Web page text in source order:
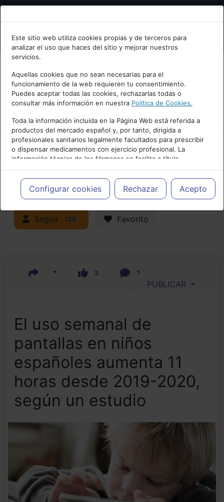
Bienvenid@ a psiquiatria.com
Escribe tu Email
Accede o regístrate con tu email.
Cancelar
Este sitio web utiliza cookies propias y de terceros para
analizar el uso que haces del sitio y mejorar nuestros
servicios.
Aquellas cookies que no sean necesarias para el
funcionamiento de la web requieren tu consentimiento.
Puedes aceptar todas las cookies, rechazarlas todas o
consultar más información en nuestra Política de Cookies.
Toda la información incluida en la Página Web está referida a
productos del mercado español y, por tanto, dirigida a
profesionales sanitarios legalmente facultados para prescribir
o dispensar medicamentos con ejercicio profesional. La
información técnica de los fármacos se facilita a título
meramente informativo, siendo responsabilidad de los
profesionales facultados prescribir medicamentos y decidir, en
cada caso concreto, el tratamiento más adecuado a las
necesidades del paciente.
Configurar cookies Rechazar Acepto
Actualidad y Artículos|Adicciones y
trastornos por consumo
Seguir 128 Favorito
3 2
PUBLICAR
El uso semanal de
pantallas en niños
españoles aumenta 11
horas desde 2019-2020,
según un estudio